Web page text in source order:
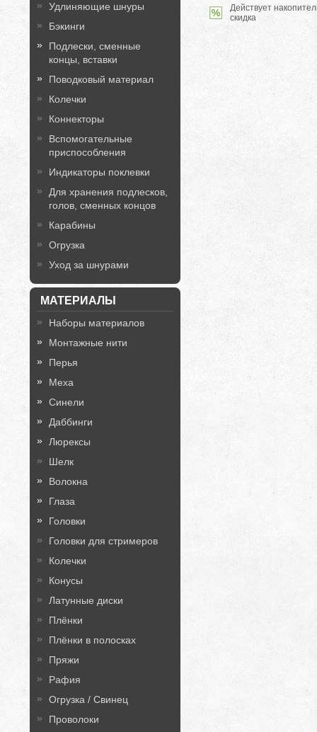
Удлиняющие шнуры
Бэкинги
Подлески, сменные
концы, вставки
Поводковый материал
Колечки
Коннекторы
Вспомогательные
приспособления
Индикаторы поклевки
Для хранения подлесков,
голов, сменных концов
Карабины
Огрузка
Уход за шнурами
МАТЕРИАЛЫ
Наборы материалов
Монтажные нити
Перья
Меха
Синели
Даббинги
Люрексы
Шелк
Волокна
Глаза
Головки
Головки для стримеров
Колечки
Конусы
Латунные диски
Плёнки
Плёнки в полосках
Пряжи
Рафия
Огрузка / Свинец
Проволоки
Действует
скидка